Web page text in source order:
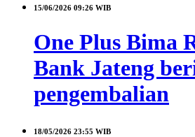
15/06/2026 09:26 WIB
One Plus Bima
Bank Jateng
pengembalian
18/05/2026 23:55 WIB